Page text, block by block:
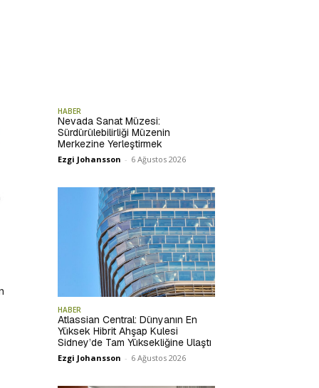
HABER
Nevada Sanat Müzesi:
Sürdürülebilirliği Müzenin
Merkezine Yerleştirmek
Ezgi Johansson - 6 Ağustos 2026
HABER
Atlassian Central: Dünyanın En
Yüksek Hibrit Ahşap Kulesi
Sidney’de Tam Yüksekliğine Ulaştı
Ezgi Johansson - 6 Ağustos 2026